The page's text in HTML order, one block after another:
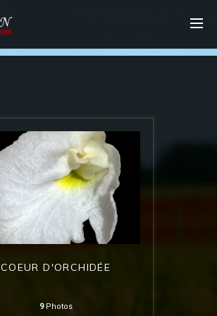
COEUR D'ORCHIDÉE
9Photos